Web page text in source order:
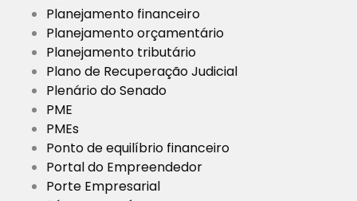
Planejamento financeiro
Planejamento orçamentário
Planejamento tributário
Plano de Recuperação Judicial
Plenário do Senado
PME
PMEs
Ponto de equilíbrio financeiro
Portal do Empreendedor
Porte Empresarial